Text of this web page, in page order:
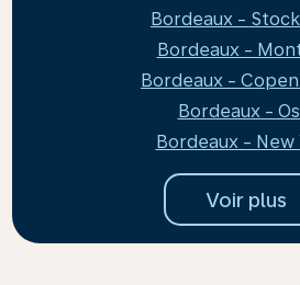
Bordeaux -
Bordeaux -
Bordeaux -
Bordeaux -
Bordeaux - New
Voir plus